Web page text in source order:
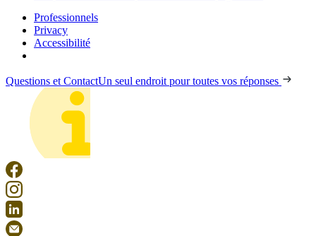
Professionnels
Privacy
Accessibilité
Questions et ContactUn seul endroit pour toutes vos réponses